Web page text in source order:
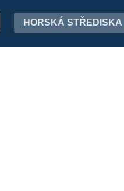
HORSKÁ STŘEDISKA